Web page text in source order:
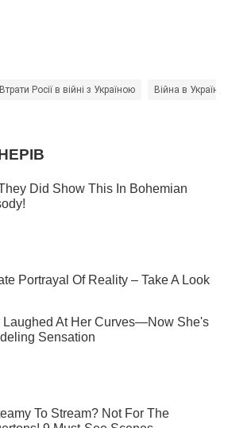
Втрати Росії в війні з Україною Війна в Україні